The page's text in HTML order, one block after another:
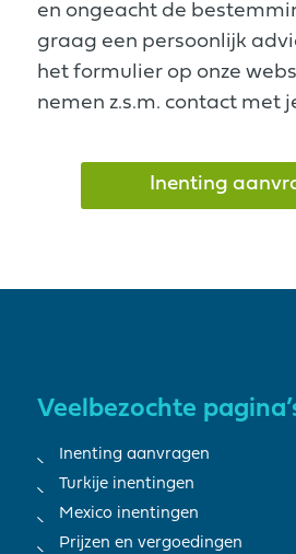
en ongeacht de
graag een persoonlijk
het formulier op onze
nemen z.s.m. contact met
Inenting
Veelbezochte
Inenting aanvragen
Turkije inentingen
Mexico inentingen
Prijzen en vergoedingen